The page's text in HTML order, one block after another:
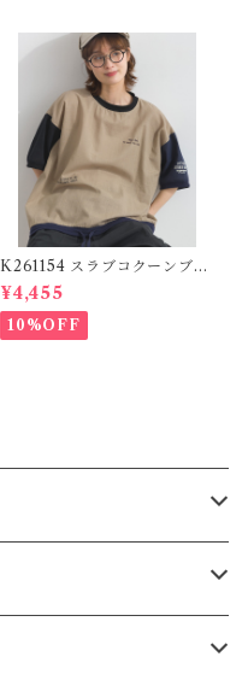
K261154 スラブコクーンブラ
ウス / Slub Cocoon Blouse
¥4,455
10%OFF